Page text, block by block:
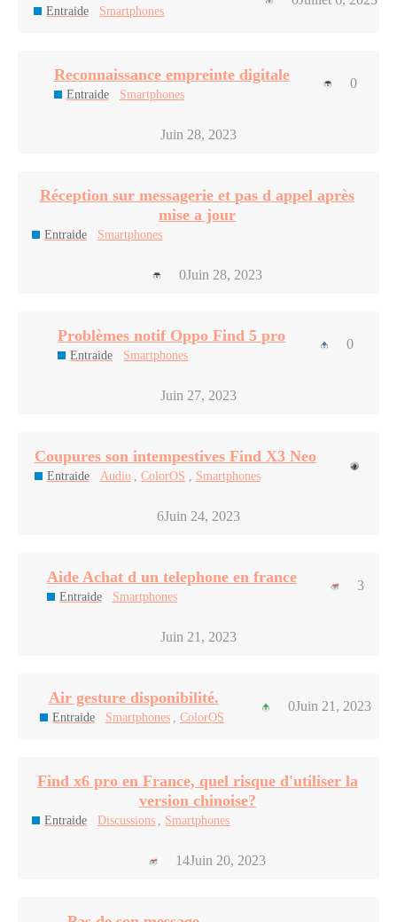
Entraide Smartphones
Reconnaissance empreinte digitale
Entraide Smartphones
0
Juin 28, 2023
Réception sur messagerie et pas d appel après
mise a jour
Entraide Smartphones
0Juin 28, 2023
Problèmes notif Oppo Find 5 pro
Entraide Smartphones
0
Juin 27, 2023
Coupures son intempestives Find X3 Neo
Entraide Audio ,ColorOS , Smartphones
6Juin 24, 2023
Aide Achat d un telephone en france
Entraide Smartphones
3
Juin 21, 2023
Air gesture disponibilité.
Entraide Smartphones ,ColorOS
0Juin 21, 2023
Find x6 pro en France, quel risque d'utiliser la
version chinoise?
Entraide Discussions , Smartphones
14Juin 20, 2023